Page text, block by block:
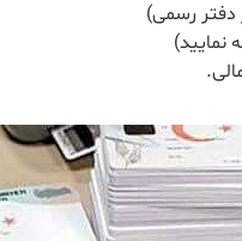
دفتر رسمی)
نمایید)